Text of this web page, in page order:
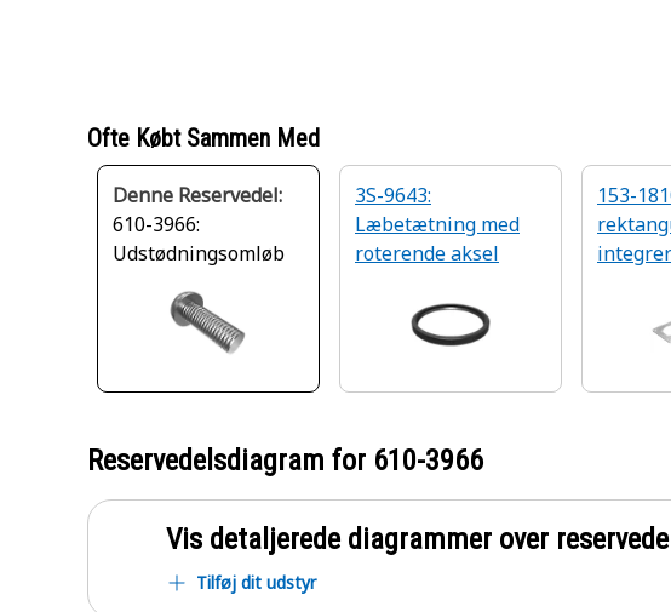
Ofte Købt Sammen Med
Denne Reservedel:
610-3966:
Udstødningsomløb
3S-9643:
Læbetætning med
roterende aksel
153-
Reservedelsdiagram for 610-3966
Vis detaljerede diagrammer over
Tilføj dit udstyr